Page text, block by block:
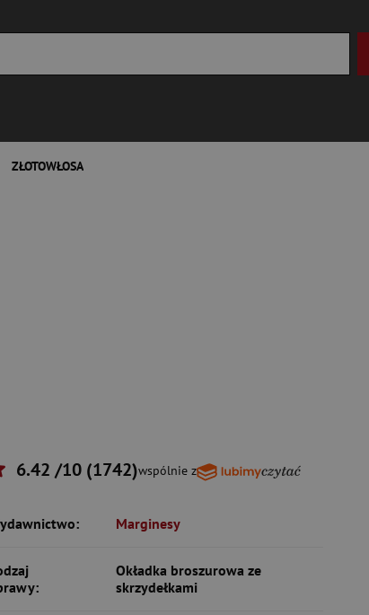
ZŁOTOWŁOSA
6.42 /10 (1742)wspólnie z
Marginesy
Okładka broszurowa ze
skrzydełkami